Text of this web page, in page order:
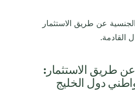
عن طريق الاستثمار
القادمة.
عن طريق الاستثمار:
دول الخليج